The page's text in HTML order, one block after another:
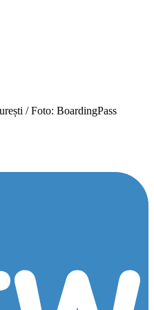
/ Foto: BoardingPass